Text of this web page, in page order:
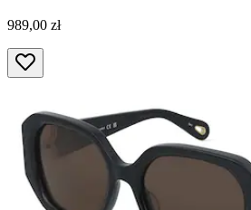
989,00 zł